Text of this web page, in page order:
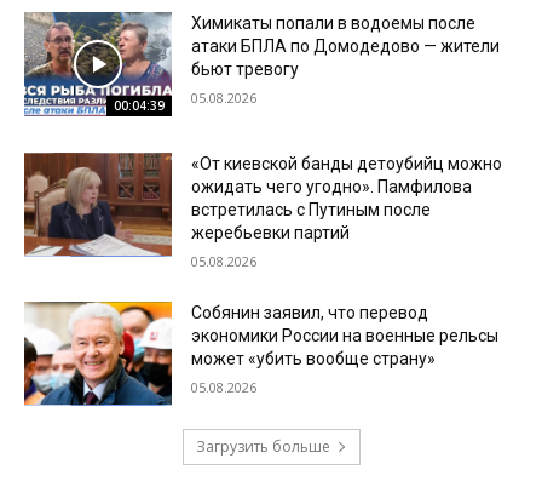
00:04:39
Химикаты попали в водоемы после
атаки БПЛА по Домодедово — жители
бьют тревогу
05.08.2026
«От киевской банды детоубийц можно
ожидать чего угодно». Памфилова
встретилась с Путиным после
жеребьевки партий
05.08.2026
Собянин заявил, что перевод
экономики России на военные рельсы
может «убить вообще страну»
05.08.2026
Загрузить больше